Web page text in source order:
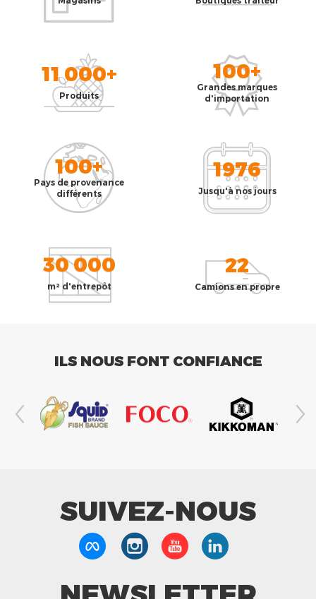
11 000+
Produits
100+
Grandes marques
d'importation
100+
Pays de provenance
différents
1976
Jusqu'à nos jours
30 000
m² d'entrepôt
22
Camions en propre
ILS NOUS FONT CONFIANCE
SUIVEZ-NOUS